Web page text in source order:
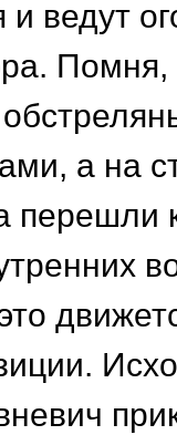
и ведут
Помня,
а на
перешли